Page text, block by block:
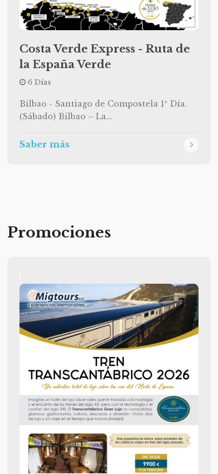
Costa Verde Express - Ruta de
la España Verde
6 Días
Bilbao - Santiago de Compostela 1º Día.
(Sábado) Bilbao – La...
Saber más
Promociones